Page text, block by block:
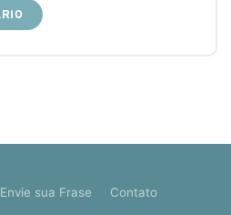
Envie sua Frase Contato